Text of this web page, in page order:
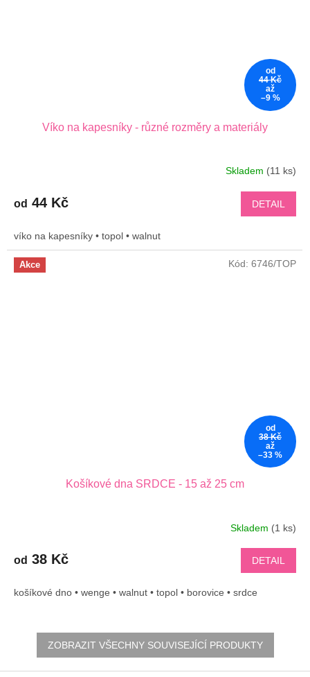
od
44 Kč
až
–9 %
Víko na kapesníky - různé rozměry a materiály
Skladem (11 ks)
od 44 Kč DETAIL
víko na kapesníky • topol • walnut
Akce
od
38 Kč
až
–33 %
Košíkové dna SRDCE - 15 až 25 cm
Skladem (1 ks)
od 38 Kč DETAIL
košíkové dno • wenge • walnut • topol • borovice • srdce
Kód: 6746/TOP
ZOBRAZIT VŠECHNY SOUVISEJÍCÍ PRODUKTY